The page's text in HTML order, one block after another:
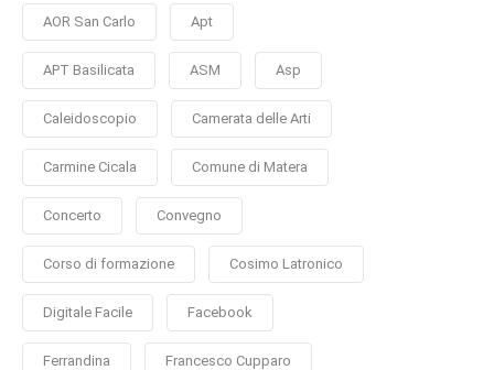
AOR San Carlo Apt
APT Basilicata ASM Asp
Caleidoscopio Camerata delle Arti
Carmine Cicala Comune di Matera
Concerto Convegno
Corso di formazione Cosimo Latronico
Digitale Facile Facebook
Ferrandina Francesco Cupparo